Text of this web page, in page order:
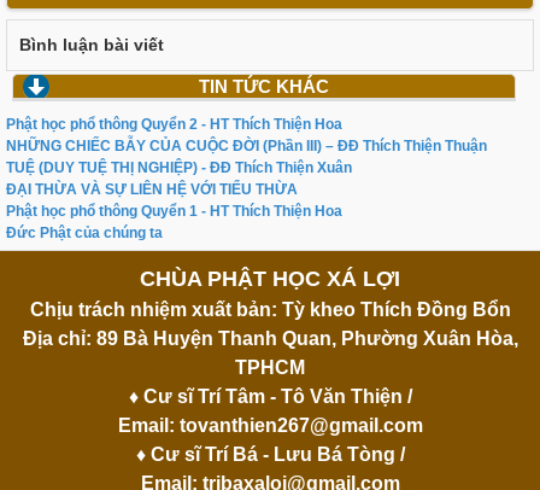
Bình luận bài viết
TIN TỨC KHÁC
Phật học phổ thông Quyển 2 - HT Thích Thiện Hoa
NHỮNG CHIẾC BẪY CỦA CUỘC ĐỜI (Phần III) – ĐĐ Thích Thiện Thuận
TUỆ (DUY TUỆ THỊ NGHIỆP) - ĐĐ Thích Thiện Xuân
ĐẠI THỪA VÀ SỰ LIÊN HỆ VỚI TIỂU THỪA
Phật học phổ thông Quyển 1 - HT Thích Thiện Hoa
Đức Phật của chúng ta
CHÙA PHẬT HỌC XÁ LỢI
Chịu trách nhiệm xuất bản: Tỳ kheo Thích Đồng Bổn
Địa chỉ: 89 Bà Huyện Thanh Quan, Phường Xuân Hòa,
TPHCM
♦ Cư sĩ Trí Tâm - Tô Văn Thiện /
Email: tovanthien267@gmail.com
♦ Cư sĩ Trí Bá - Lưu Bá Tòng /
Email: tribaxaloi@gmail.com